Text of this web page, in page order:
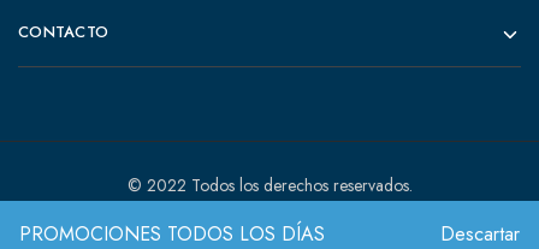
PROMOCIONES TODOS LOS DÍAS Descartar
CONTACTO
© 2022 Todos los derechos reservados.